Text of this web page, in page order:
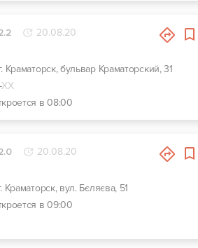
20.08.20
Краматорск, бульвар Краматорский, 31
ХХ
в 08:00
20.08.20
Краматорск, вул. Бєляєва, 51
в 09:00